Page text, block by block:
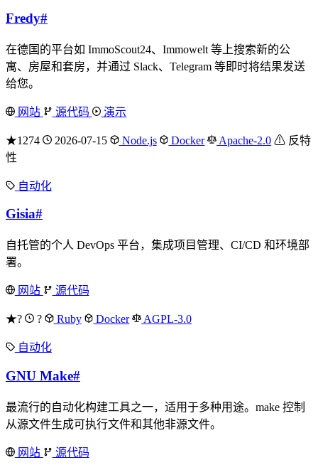
Fredy#
在德国的平台如 ImmoScout24、Immowelt 等上搜索新的公
寓、房屋和套房，并通过 Slack、Telegram 等即时将结果发送
给您。
网站 源代码 演示
★1274 2026-07-15 Node.js Docker Apache-2.0 ⚠ 反特
性
自动化
Gisia#
自托管的个人 DevOps 平台，集成项目管理、CI/CD 和环境部
署。
网站 源代码
★? ? Ruby Docker AGPL-3.0
自动化
GNU Make#
最流行的自动化构建工具之一，适用于多种用途。make 控制
从源文件生成可执行文件和其他非源文件。
网站 源代码